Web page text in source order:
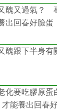
醜又過氣？
出回春好臉蛋
醜跟下半身
化要吃膠原
才能養出回春